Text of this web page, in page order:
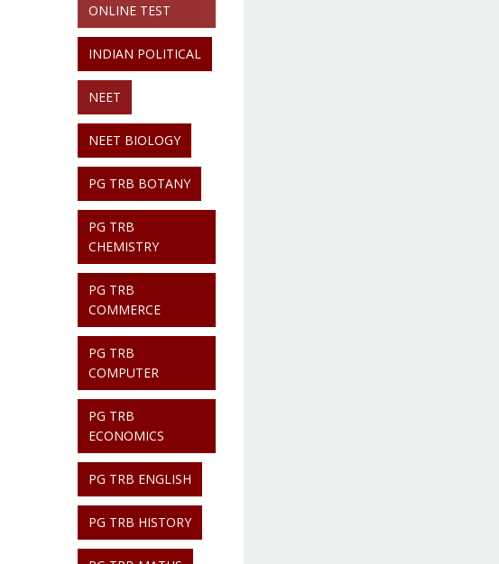
ONLINE TEST
INDIAN POLITICAL
NEET
NEET BIOLOGY
PG TRB BOTANY
PG TRB
CHEMISTRY
PG TRB
COMMERCE
PG TRB
COMPUTER
PG TRB
ECONOMICS
PG TRB ENGLISH
PG TRB HISTORY